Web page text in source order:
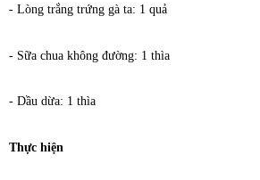
- Lòng trắng trứng gà ta: 1 quả
- Sữa chua không đường: 1 thìa
- Dầu dừa: 1 thìa
Thực hiện